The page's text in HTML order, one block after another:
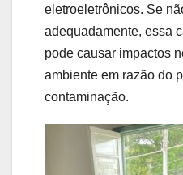
eletroeletrônicos. Se
adequadamente, essa
pode causar impactos
ambiente em razão do
contaminação.